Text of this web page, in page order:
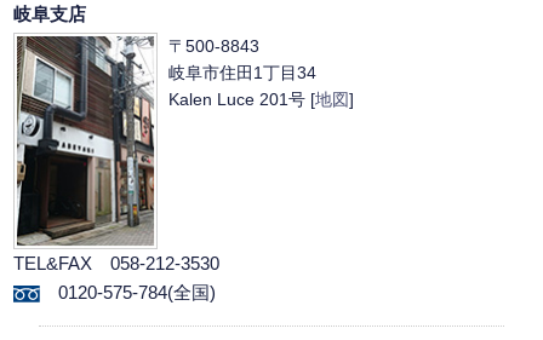
岐阜支店
〒500-8843
岐阜市住田1丁目34
Kalen Luce 201号 [地図]
TEL&FAX 058-212-3530
0120-575-784(全国)